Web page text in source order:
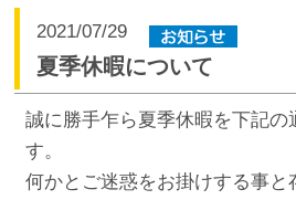
2021/07/29
夏季休暇について
誠に勝手乍ら夏季休暇を下記の
す。
何かとご迷惑をお掛けする事と